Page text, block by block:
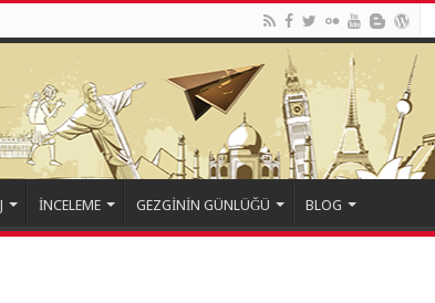
İNCELEME GEZGİNİN GÜNLÜĞÜ BLOG